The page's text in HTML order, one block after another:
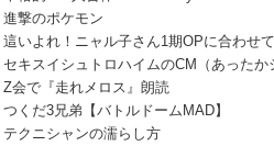
進撃のポケモン
這いよれ！ニャル子さん1期OPに合わせ
セキスイシュトロハイムのCM（あったか
Z会で『走れメロス』朗読
つくだ3兄弟【バトルドームMAD】
テクニシャンの濡らし方